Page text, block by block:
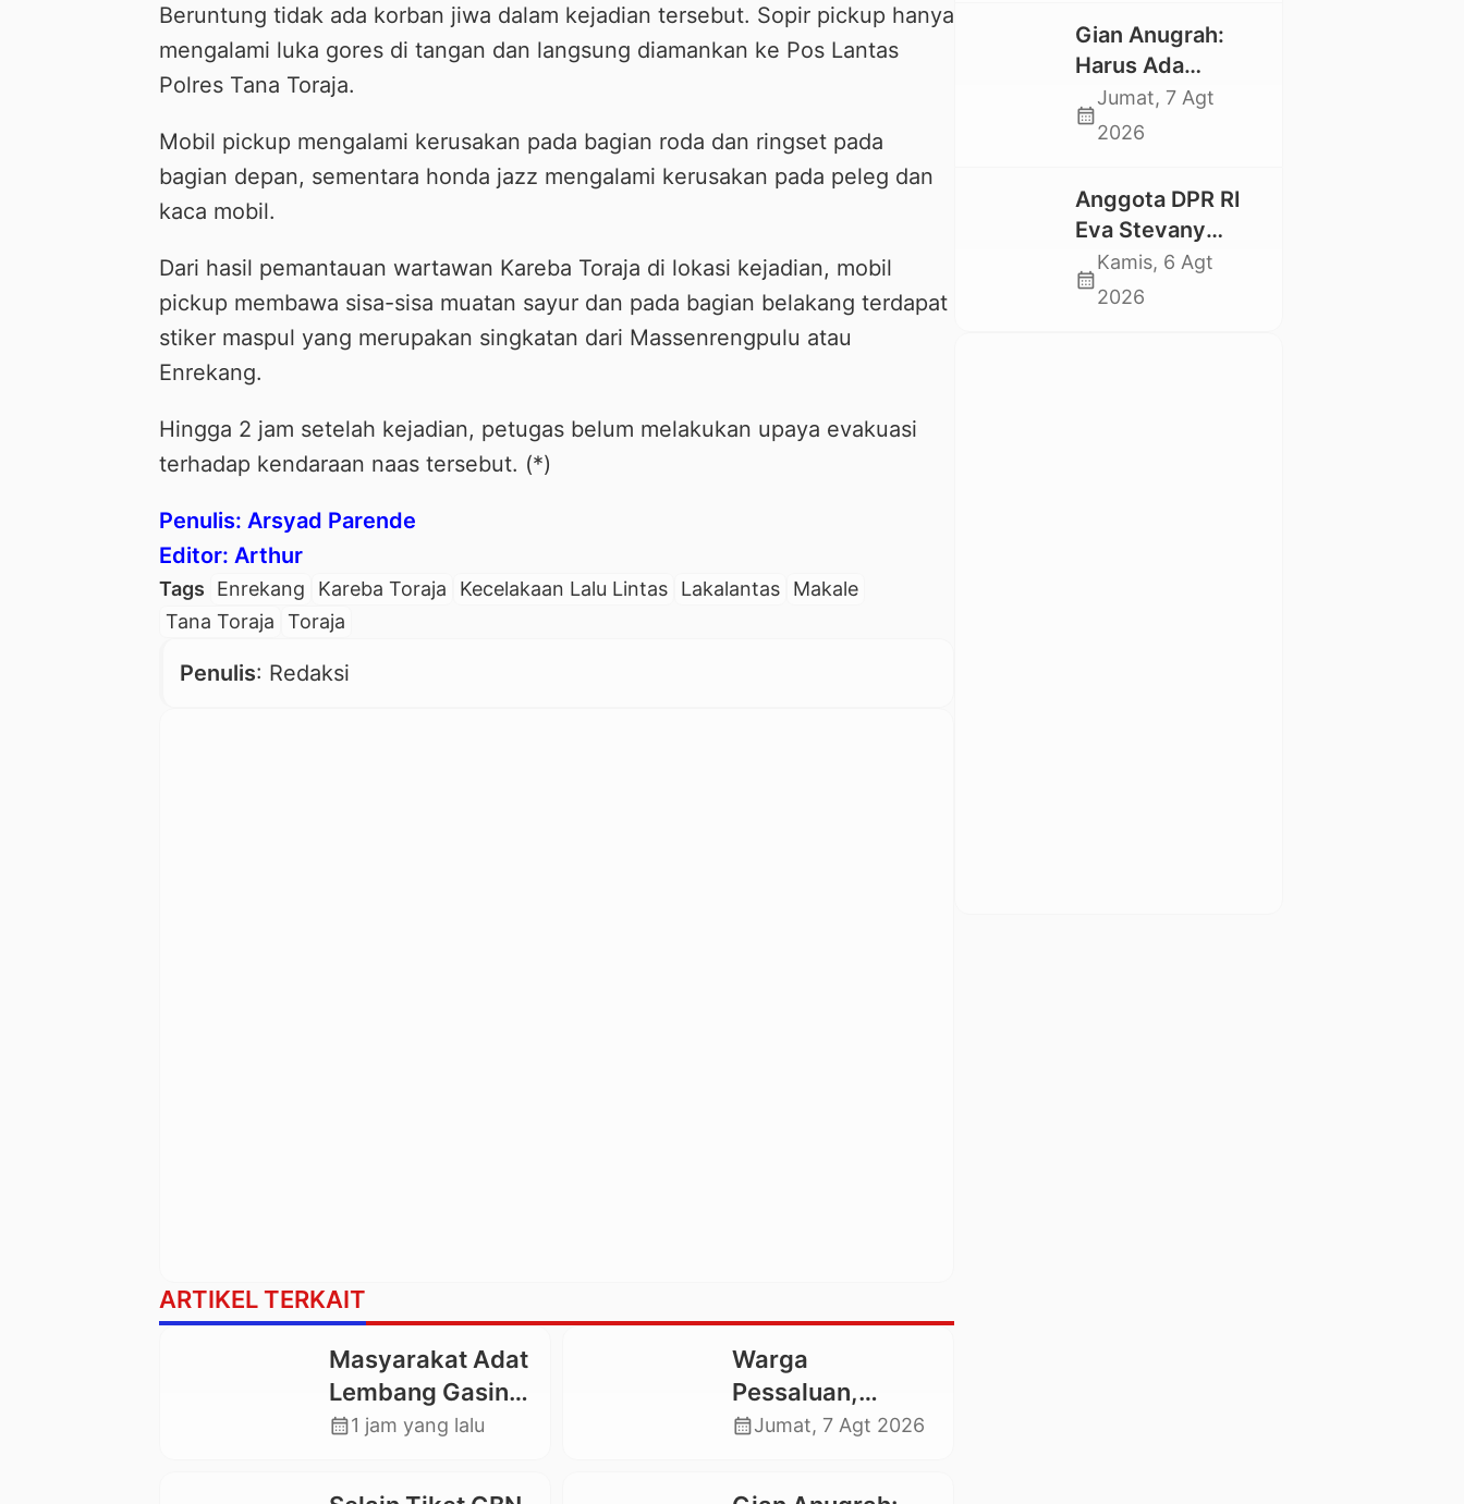
Beruntung tidak ada korban jiwa dalam kejadian tersebut. Sopir pickup hanya
mengalami luka gores di tangan dan langsung diamankan ke Pos Lantas
Polres Tana Toraja.
Mobil pickup mengalami kerusakan pada bagian roda dan ringset pada
bagian depan, sementara honda jazz mengalami kerusakan pada peleg dan
kaca mobil.
Dari hasil pemantauan wartawan Kareba Toraja di lokasi kejadian, mobil
pickup membawa sisa-sisa muatan sayur dan pada bagian belakang terdapat
stiker maspul yang merupakan singkatan dari Massenrengpulu atau
Enrekang.
Hingga 2 jam setelah kejadian, petugas belum melakukan upaya evakuasi
terhadap kendaraan naas tersebut. (*)
Penulis: Arsyad Parende
Editor: Arthur
Tags Enrekang Kareba Toraja Kecelakaan Lalu Lintas Lakalantas
Makale
Tana Toraja
Toraja
Penulis: Redaksi
ARTIKEL TERKAIT
Masyarakat Adat
Lembang Gasing
Mengkendek Usir
yang Rusak
calendar_month1 jam yang lalu
Warga
Pessaluan,
Lembang
Swadaya Cor
calendar_monthJumat, 7 Agt 2026
Pekan Seni
Mahasiswa
Gian Anugrah:
Harus Ada
Kepastian Hukum
Hilangnya Stoner,
tidak Larut dalam
Trauma dan
Kesedihan
Berkepanjangan
calendar_month
Jumat, 7 Agt
2026
Anggota DPR RI
Eva Stevany
Rataba Salurkan
Bantuan Bagi
calendar_month
Kamis, 6 Agt
2026